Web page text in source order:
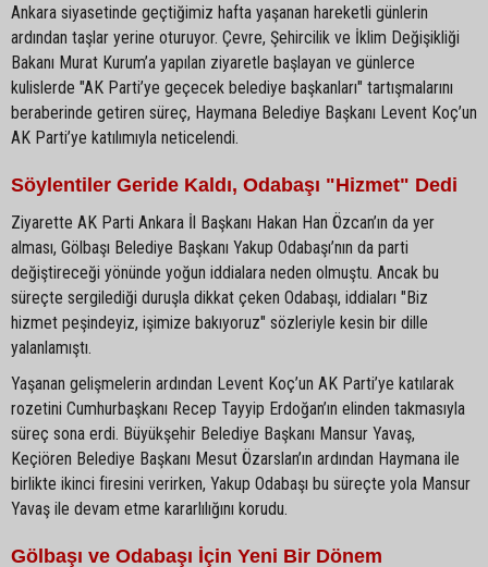
Ankara siyasetinde geçtiğimiz hafta yaşanan hareketli günlerin
ardından taşlar yerine oturuyor. Çevre, Şehircilik ve İklim Değişikliği
Bakanı Murat Kurum’a yapılan ziyaretle başlayan ve günlerce
kulislerde "AK Parti’ye geçecek belediye başkanları" tartışmalarını
beraberinde getiren süreç, Haymana Belediye Başkanı Levent Koç’un
AK Parti’ye katılımıyla neticelendi.
Söylentiler Geride Kaldı, Odabaşı "Hizmet" Dedi
Ziyarette AK Parti Ankara İl Başkanı Hakan Han Özcan’ın da yer
alması, Gölbaşı Belediye Başkanı Yakup Odabaşı’nın da parti
değiştireceği yönünde yoğun iddialara neden olmuştu. Ancak bu
süreçte sergilediği duruşla dikkat çeken Odabaşı, iddiaları "Biz
hizmet peşindeyiz, işimize bakıyoruz" sözleriyle kesin bir dille
yalanlamıştı.
Yaşanan gelişmelerin ardından Levent Koç’un AK Parti’ye katılarak
rozetini Cumhurbaşkanı Recep Tayyip Erdoğan’ın elinden takmasıyla
süreç sona erdi. Büyükşehir Belediye Başkanı Mansur Yavaş,
Keçiören Belediye Başkanı Mesut Özarslan’ın ardından Haymana ile
birlikte ikinci firesini verirken, Yakup Odabaşı bu süreçte yola Mansur
Yavaş ile devam etme kararlılığını korudu.
Gölbaşı ve Odabaşı İçin Yeni Bir Dönem